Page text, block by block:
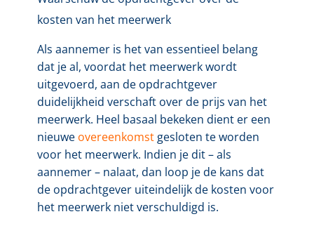
kosten van het meerwerk
Als aannemer is het van essentieel belang
dat je al, voordat het meerwerk wordt
uitgevoerd, aan de opdrachtgever
duidelijkheid verschaft over de prijs van het
meerwerk. Heel basaal bekeken dient er een
nieuwe overeenkomstgesloten te worden
voor het meerwerk. Indien je dit – als
aannemer – nalaat, dan loop je de kans dat
de opdrachtgever uiteindelijk de kosten voor
het meerwerk niet verschuldigd is.